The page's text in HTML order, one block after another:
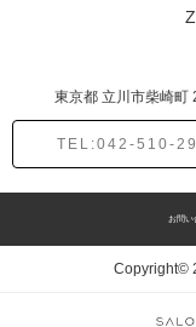
東京都 立川市柴崎町
TEL:042-510-
お問い
Copyright©